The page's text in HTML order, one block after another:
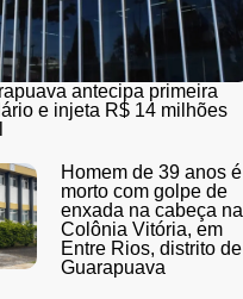
antecipa primeira
e injeta R$ 14 milhões
Homem de 39 anos é
morto com golpe de
enxada na cabeça na
Colônia Vitória, em
Entre Rios, distrito de
Guarapuava